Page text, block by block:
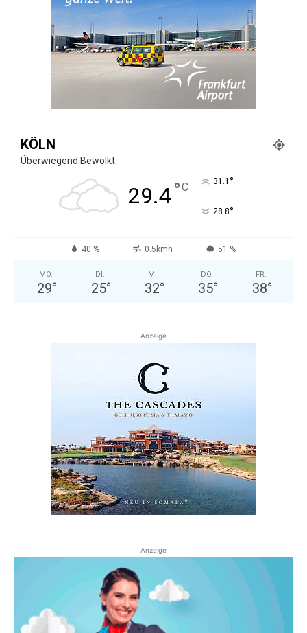
KÖLN
Überwiegend Bewölkt
29.4°C 31.1 °
28.8°
40 % 0.5kmh 51 %
MO.
29°
DI.
25°
MI.
32°
DO.
35°
FR.
38°
Anzeige
Anzeige